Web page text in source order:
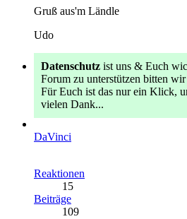
Gruß aus'm Ländle
Udo
Datenschutz ist uns & Euch
Forum zu unterstützen bitten
Für Euch ist das nur ein Klick,
vielen Dank...
DaVinci
Reaktionen
15
Beiträge
109